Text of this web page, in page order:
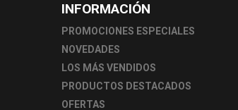
INFORMACIÓN
PROMOCIONES ESPECIALES
NOVEDADES
LOS MÁS VENDIDOS
PRODUCTOS DESTACADOS
OFERTAS